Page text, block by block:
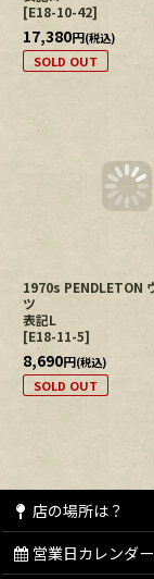
1960s PENDLETON
ン
表記M
[E18-10-42]
1970s PENDLETON
ツ
表記L
[E18-11-5]